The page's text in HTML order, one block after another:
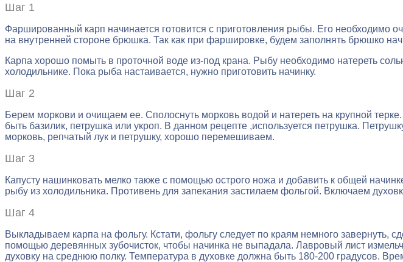
Шаг 1
Фаршированный карп начинается готовится с приготовления рыбы. Его необходимо
на внутренней стороне брюшка. Так как при фаршировке, будем заполнять брюшко
Карпа хорошо помыть в проточной воде из-под крана. Рыбу необходимо натереть
холодильнике. Пока рыба настаивается, нужно приготовить начинку.
Шаг 2
Берем моркови и очищаем ее. Сполоснуть морковь водой и натереть на крупной
быть базилик, петрушка или укроп. В данном рецепте ,используется петрушка.
морковь, репчатый лук и петрушку, хорошо перемешиваем.
Шаг 3
Капусту нашинковать мелко также с помощью острого ножа и добавить к общей
рыбу из холодильника. Противень для запекания застилаем фольгой. Включаем
Шаг 4
Выкладываем карпа на фольгу. Кстати, фольгу следует по краям немного
помощью деревянных зубочисток, чтобы начинка не выпадала. Лавровый лист
духовку на среднюю полку. Температура в духовке должна быть 180-200 градусов.